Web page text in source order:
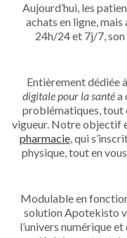
Aujourd’hui, les
achats en ligne,
24h/24 et 7j/7,
Entièrement dédiée
digitale pour la santéa
problématiques, tout
vigueur. Notre objectif
pharmacie, qui
physique, tout en
Modulable en
solution Apotekisto
l’univers numérique